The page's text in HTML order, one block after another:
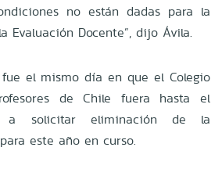
no están dadas para la
Evaluación Docente”, dijo Ávila.
el mismo día en que el Colegio
de Chile fuera hasta el
a solicitar eliminación de la
este año en curso.